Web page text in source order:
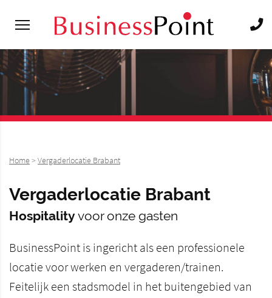
Home>Vergaderlocatie Brabant
Vergaderlocatie Brabant
Hospitalityvoor onze gasten
BusinessPoint is ingericht als een professionele
locatie voor werken en vergaderen/trainen.
Feitelijk een stadsmodel in het buitengebied van